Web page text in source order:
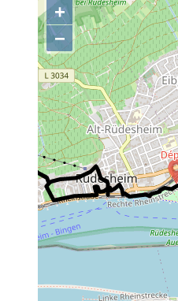
+
−